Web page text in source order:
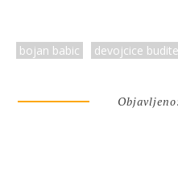
bojan babic devojcice